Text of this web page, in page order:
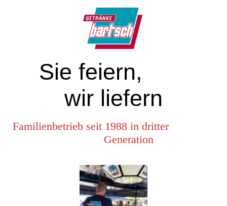
Sie feiern,
wir liefern
Familienbetrieb seit 1988 in dritter
Generation